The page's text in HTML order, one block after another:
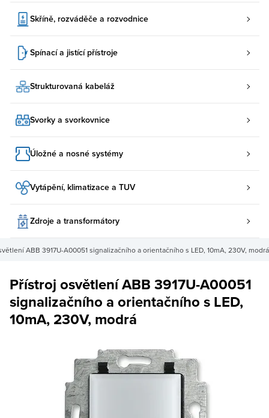
Skříně, rozváděče a rozvodnice
Spínací a jistící přístroje
Strukturovaná kabeláž
Svorky a svorkovnice
Úložné a nosné systémy
Vytápění, klimatizace a TUV
Zdroje a transformátory
ABB 3917U-A00051 signalizačního a orientačního s LED, 10mA, 230V, modrá
Přístroj osvětlení ABB 3917U-A00051
signalizačního a orientačního s LED,
10mA, 230V, modrá